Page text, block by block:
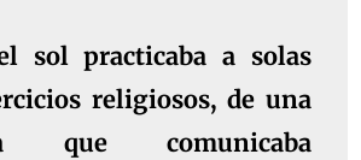
sol practicaba a solas
religiosos, de una
que comunicaba